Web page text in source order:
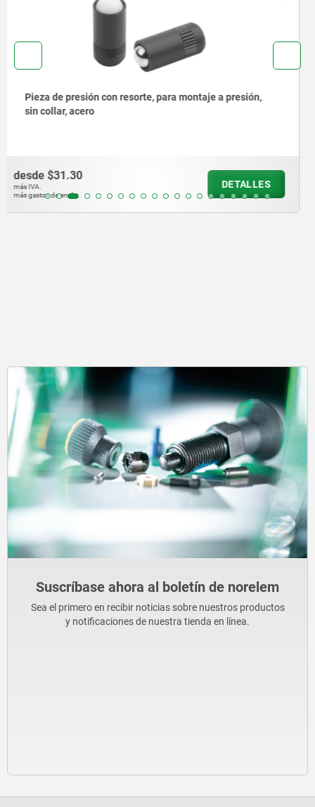
Pieza de presión con resorte versión lisa, sin collar,
acero
desde$29.81
más IVA.
más gastos de envío
DETALLES
Suscríbase ahora al boletín de norelem
Sea el primero en recibir noticias sobre nuestros productos
y notificaciones de nuestra tienda en línea.